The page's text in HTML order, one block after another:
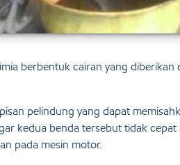
berbentuk cairan yang
pelindung yang dapat
kedua benda tersebut tidak
pada mesin motor.